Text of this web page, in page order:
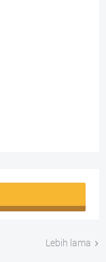
Lebih lama